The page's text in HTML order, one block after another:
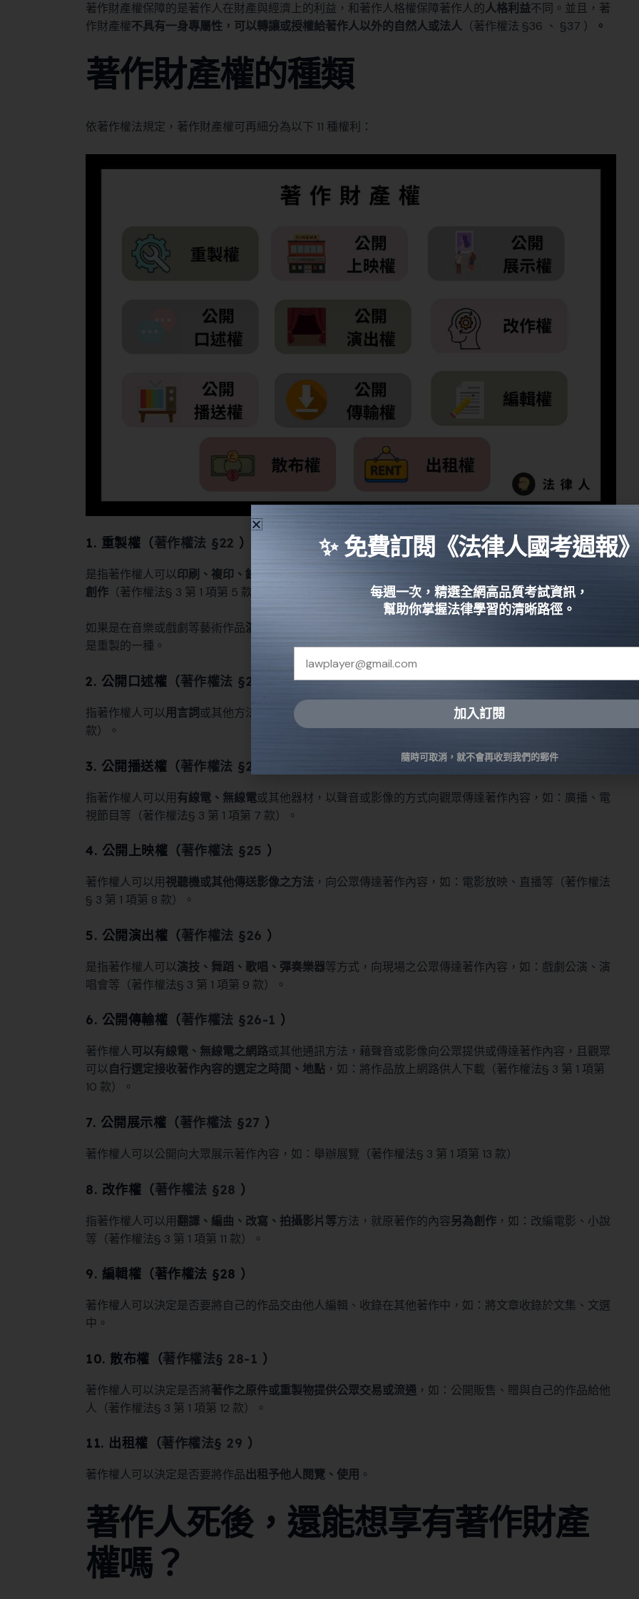
著作財產權保障的是著作人在財產與經濟上的利益，和著作人格權保障著作人的人格利益不同。並且，著
作財產權不具有一身專屬性，可以轉讓或授權給著作人以外的自然人或法人 （著作權法 §36 、 §37 ） 。
著作財產權的種類
依著作權法規定，著作財產權可再細分為以下 11 種權利：
1. 重製權（著作權法 §22 ）
是指著作權人可以印刷、複印、錄音、錄影、攝影、筆錄
創作 （著作權法§ 3 第 1 項第 5 款
如果是在音樂或戲劇等藝術作品演出時錄音、錄影
是重製的一種。
2. 公開口述權（著作權法 §23
指著作權人可以用言詞或其他方法向公眾傳達著作內容，如：
等（著作權法§ 3 第 1 項第 6
款）。
3. 公開播送權（著作權法 §24
指著作權人可以用有線電、無線電或其他器材，以聲音或影像的方式向觀眾傳達著作內容，如：廣播、電
視節目等（著作權法§ 3 第 1 項第 7 款）。
4. 公開上映權（著作權法 §25 ）
著作權人可以用視聽機或其他傳送影像之方法 ，向公眾傳達著作內容，如：電影放映、直播等（著作權法
§ 3 第 1 項第 8 款）。
5. 公開演出權（著作權法 §26 ）
是指著作權人可以演技、舞蹈、歌唱、彈奏樂器等方式，向現場之公眾傳達著作內容，如：戲劇公演、演
唱會等（著作權法§ 3 第 1 項第 9 款）。
6. 公開傳輸權（著作權法 §26-1 ）
著作權人可以有線電、無線電之網路或其他通訊方法，藉聲音或影像向公眾提供或傳達著作內容，且觀眾
可以自行選定接收著作內容的選定之時間、地點 ，如：將作品放上網路供人下載（著作權法§ 3 第 1 項第
10 款）。
7. 公開展示權（著作權法 §27 ）
著作權人可以公開向大眾展示著作內容，如：舉辦展覽（著作權法§ 3 第 1 項第 13 款）
8. 改作權（著作權法 §28 ）
指著作權人可以用翻譯、編曲、改寫、拍攝影片等方法，就原著作的內容另為創作 ，如：改編電影、小說
等（著作權法§ 3 第 1 項第 11 款）。
9. 編輯權（著作權法 §28 ）
著作權人可以決定是否要將自己的作品交由他人編輯、收錄在其他著作中，如：將文章收錄於文集、文選
中。
10. 散布權（著作權法§ 28-1 ）
著作權人可以決定是否將著作之原件或重製物提供公眾交易或流通 ，如：公開販售、贈與自己的作品給他
人（著作權法§ 3 第 1 項第 12 款）。
11. 出租權（著作權法§ 29 ）
著作權人可以決定是否要將作品出租予他人閱覽、使用 。
著作人死後，還能想享有著作財產
權嗎？
✨ 免費訂閱《法律人國考週報
每週一次，精選全網高品質考試資訊，
幫助你掌握法律學習的清晰路徑。
加入訂閱
隨時可取消，就不會再收到我們的郵件